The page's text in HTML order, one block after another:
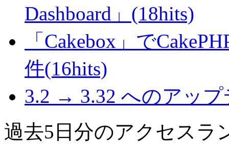
Dashboard」(18hits)
「Cakebox」で
件(16hits)
3.2 → 3.32 へのアップ
過去5日分のアクセスラ